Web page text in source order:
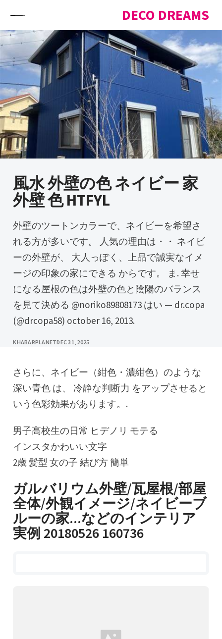
DECO DREAMS
風水 外壁の色 ネイビー 家
外壁 色 HTFYL
外壁のツートンカラーで、ネイビーを希望さ
れる方が多いです。 人気の理由は・・ ネイビ
ーの外壁が、 大人っぽく、上品で誠実なイメ
ージの印象の家にできる からです。 ま. 幸せ
になる屋根の色は外壁の色と陰陽のバランス
を見て決める @noriko89808173 はい — dr.copa
(@drcopa58) october 16, 2013.
KHABARPLANETDEC 31, 2025
さらに、ネイビー（紺色・濃紺色）のような
深い青色 は、 冷静な判断力 をアップさせると
いう色彩効果があります。.
男子高校生の日常 ヒデノリ モテる
インスタかわいい文字
2歳 髪型 女の子 結び方 簡単
ガルバリウム外壁/瓦屋根/部屋
全体/外観イメージ/ネイビーブ
ルーの家...などのインテリア
実例 20180526 160736